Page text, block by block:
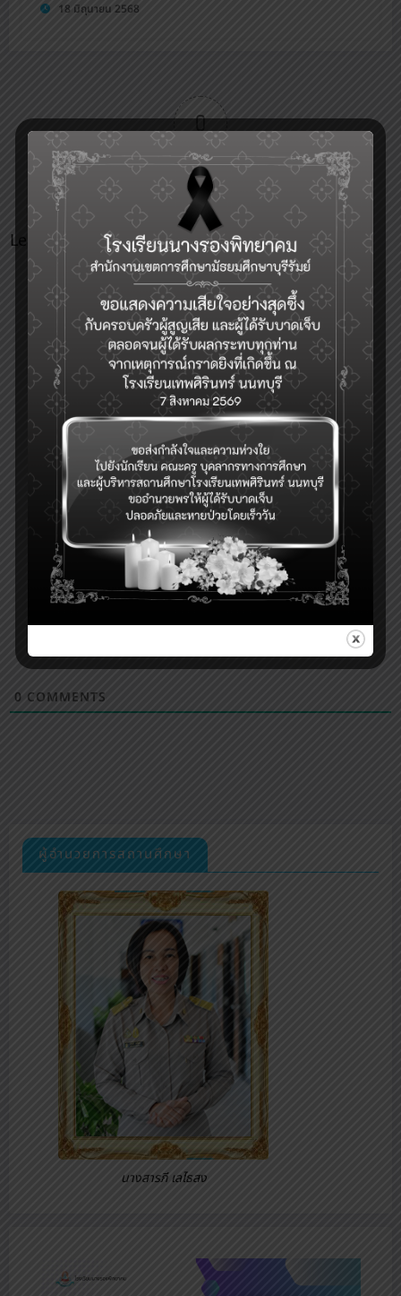
18 มิถุนายน 2568
0
Article Rating
Leave a Reply
0 COMMENTS
ผู้อำนวยการสถานศึกษา
นางสารภี เลไธสง